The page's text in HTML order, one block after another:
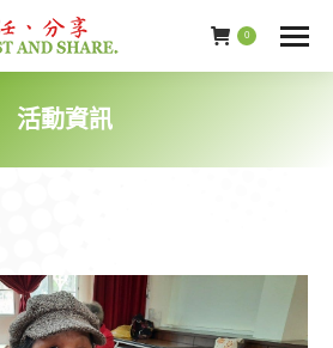
0
活動資訊